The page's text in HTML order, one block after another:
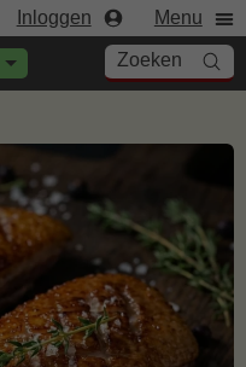
Inloggen Menu
Zoeken